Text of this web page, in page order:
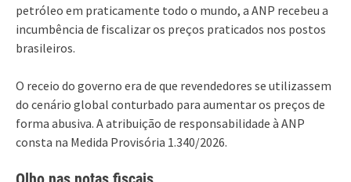
petróleo em praticamente todo o mundo, a ANP recebeu a
incumbência de fiscalizar os preços praticados nos postos
brasileiros.
O receio do governo era de que revendedores se utilizassem
do cenário global conturbado para aumentar os preços de
forma abusiva. A atribuição de responsabilidade à ANP
consta na Medida Provisória 1.340/2026.